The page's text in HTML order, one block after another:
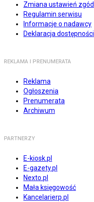
Zmiana ustawień zgód
Regulamin serwisu
Informacje o nadawcy
Deklaracja dostępności
REKLAMA I PRENUMERATA
Reklama
Ogłoszenia
Prenumerata
Archiwum
PARTNERZY
E-kiosk.pl
E-gazety.pl
Nexto.pl
Mała księgowość
Kancelarierp.pl